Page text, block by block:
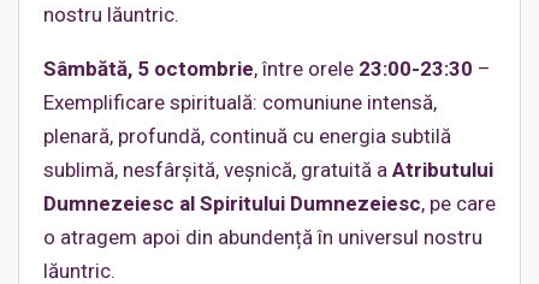
nostru lăuntric.
Sâmbătă, 5 octombrie, între orele 23:00-23:30 –
Exemplificare spirituală: comuniune intensă,
plenară, profundă, continuă cu energia subtilă
sublimă, nesfârșită, veșnică, gratuită a Atributului
Dumnezeiesc al Spiritului Dumnezeiesc, pe care
o atragem apoi din abundență în universul nostru
lăuntric.